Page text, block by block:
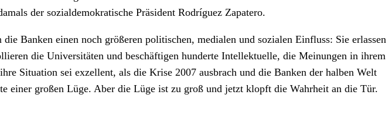
der sozialdemokratische Präsident Rodríguez Zapatero.
Banken einen noch größeren politischen, medialen und sozialen Einfluss: Sie erlassen
die Universitäten und beschäftigen hunderte Intellektuelle, die Meinungen in ihrem
Situation sei exzellent, als die Krise 2007 ausbrach und die Banken der halben Welt
einer großen Lüge. Aber die Lüge ist zu groß und jetzt klopft die Wahrheit an die Tür.